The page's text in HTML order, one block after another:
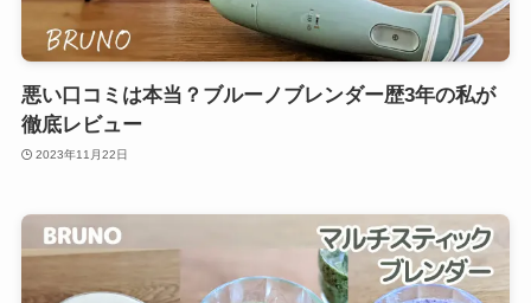
悪い口コミは本当？ブルーノブレンダー歴3年の私が
徹底レビュー
2023年11月22日